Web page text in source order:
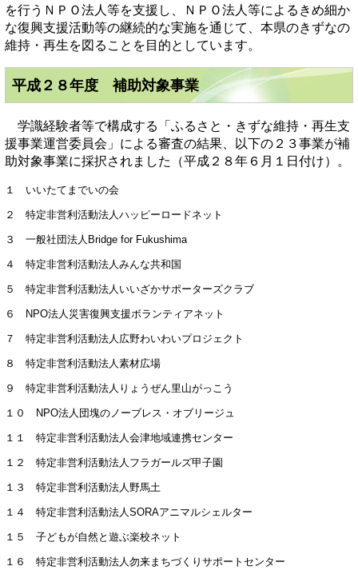
を行うＮＰＯ法人等を支援し、ＮＰＯ法人等によるきめ細か
な復興支援活動等の継続的な実施を通じて、本県のきずなの
維持・再生を図ることを目的としています。
平成２８年度 補助対象事業
学識経験者等で構成する「ふるさと・きずな維持・再生支
援事業運営委員会」による審査の結果、以下の２３事業が補
助対象事業に採択されました（平成２８年６月１日付け）。
１ いいたてまでいの会
２ 特定非営利活動法人ハッピーロードネット
３ 一般社団法人Bridge for Fukushima
４ 特定非営利活動法人みんな共和国
５ 特定非営利活動法人いいざかサポーターズクラブ
６ NPO法人災害復興支援ボランティアネット
７ 特定非営利活動法人広野わいわいプロジェクト
８ 特定非営利活動法人素材広場
９ 特定非営利活動法人りょうぜん里山がっこう
１０ NPO法人団塊のノーブレス・オブリージュ
１１ 特定非営利活動法人会津地域連携センター
１２ 特定非営利活動法人フラガールズ甲子園
１３ 特定非営利活動法人野馬土
１４ 特定非営利活動法人SORAアニマルシェルター
１５ 子どもが自然と遊ぶ楽校ネット
１６ 特定非営利活動法人勿来まちづくりサポートセンター